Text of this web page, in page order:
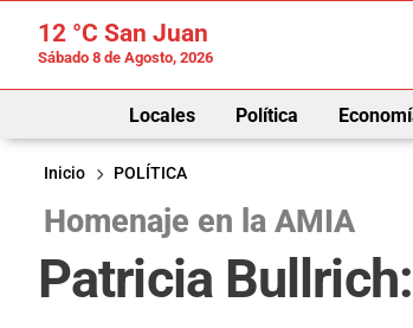
12 °C San Juan
Sábado 8 de Agosto, 2026
Locales Política
Inicio
POLÍTICA
Homenaje en la AMIA
Patricia